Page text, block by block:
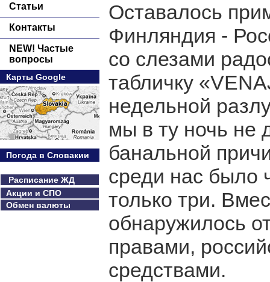
Статьи
Контакты
NEW! Частые
вопросы
Карты Google
Погода в Словакии
Расписание ЖД
Акции и СПО
Обмен валюты
Оставалось
Финляндия -
со слезами
табличку
недельной
мы в ту ночь не
банальной
среди нас было
только три.
обнаружилось
правами,
средствами.